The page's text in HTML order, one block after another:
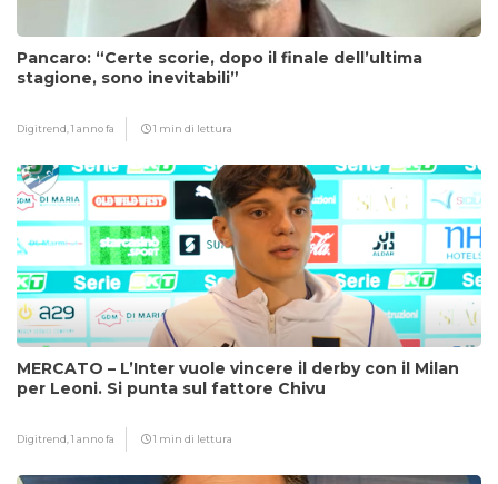
Pancaro: “Certe scorie, dopo il finale dell’ultima
stagione, sono inevitabili”
Digitrend,1 anno fa 1 min di lettura
MERCATO – L’Inter vuole vincere il derby con il Milan
per Leoni. Si punta sul fattore Chivu
Digitrend,1 anno fa 1 min di lettura